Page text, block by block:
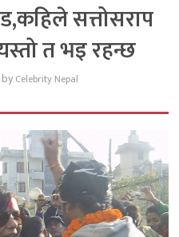
सत्तोसराप
त भइ रहन्छ
by Celebrity Nepal